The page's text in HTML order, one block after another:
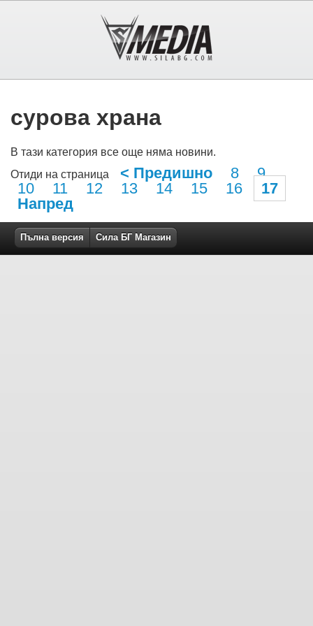
сурова храна
В тази категория все още няма новини.
Отиди на страница
< Предишно 8
9
10
11 12 13 14 15 16
17
Напред
Пълна версия Сила БГ Магазин